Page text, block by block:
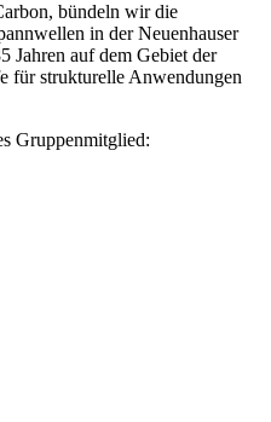
bündeln wir die
in der Neuenhauser
Jahren auf dem Gebiet der
für strukturelle Anwendungen
Gruppenmitglied: